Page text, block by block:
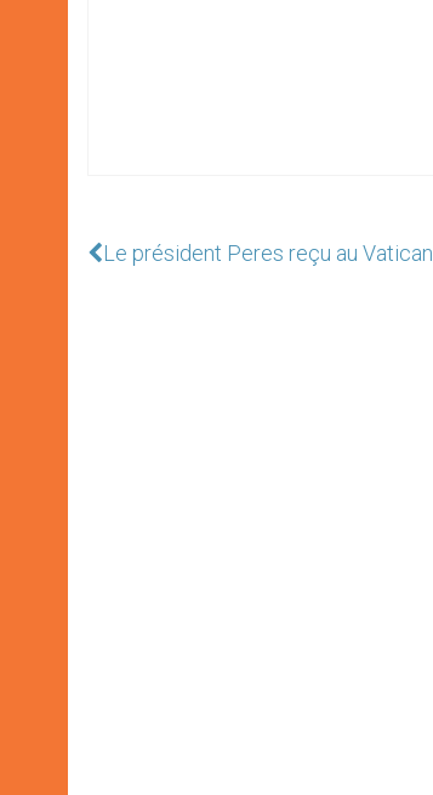
Le président Peres reçu au Vatican